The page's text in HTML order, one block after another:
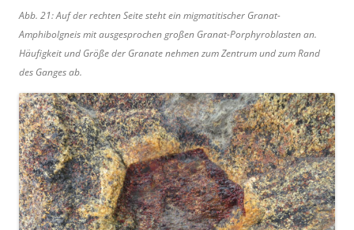
Abb. 21: Auf der rechten Seite steht ein migmatitischer Granat-
Amphibolgneis mit ausgesprochen großen Granat-Porphyroblasten an.
Häufigkeit und Größe der Granate nehmen zum Zentrum und zum Rand
des Ganges ab.